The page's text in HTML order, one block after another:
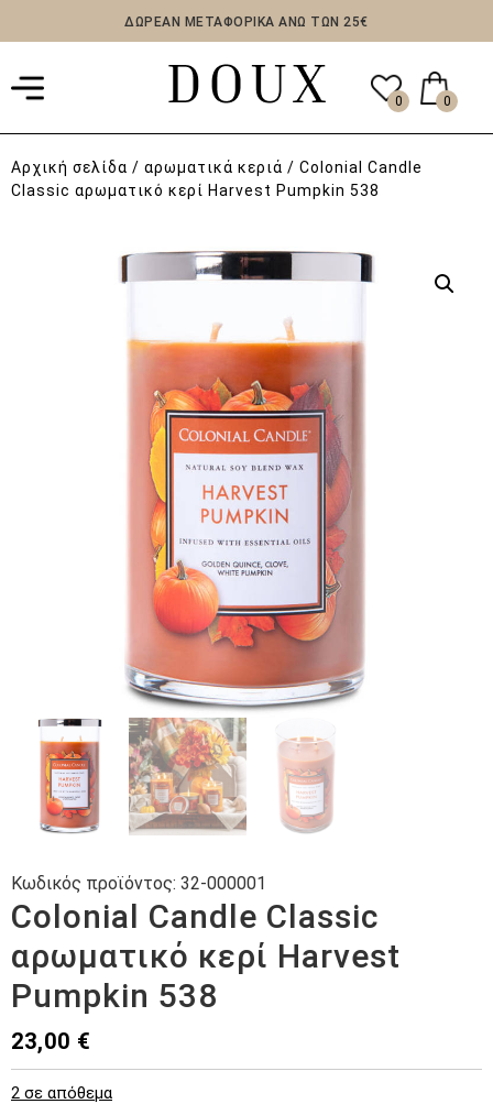
ΔΩΡΕΑΝ ΜΕΤΑΦΟΡΙΚΑ ΑΝΩ ΤΩΝ 25€
0 0
Αρχική σελίδα / αρωματικά κεριά / Colonial Candle
Classic αρωματικό κερί Harvest Pumpkin 538
Colonial Candle Classic
αρωματικό κερί Harvest
Pumpkin 538
23,00 €
2 σε απόθεμα
Κωδικός προϊόντος: 32-000001